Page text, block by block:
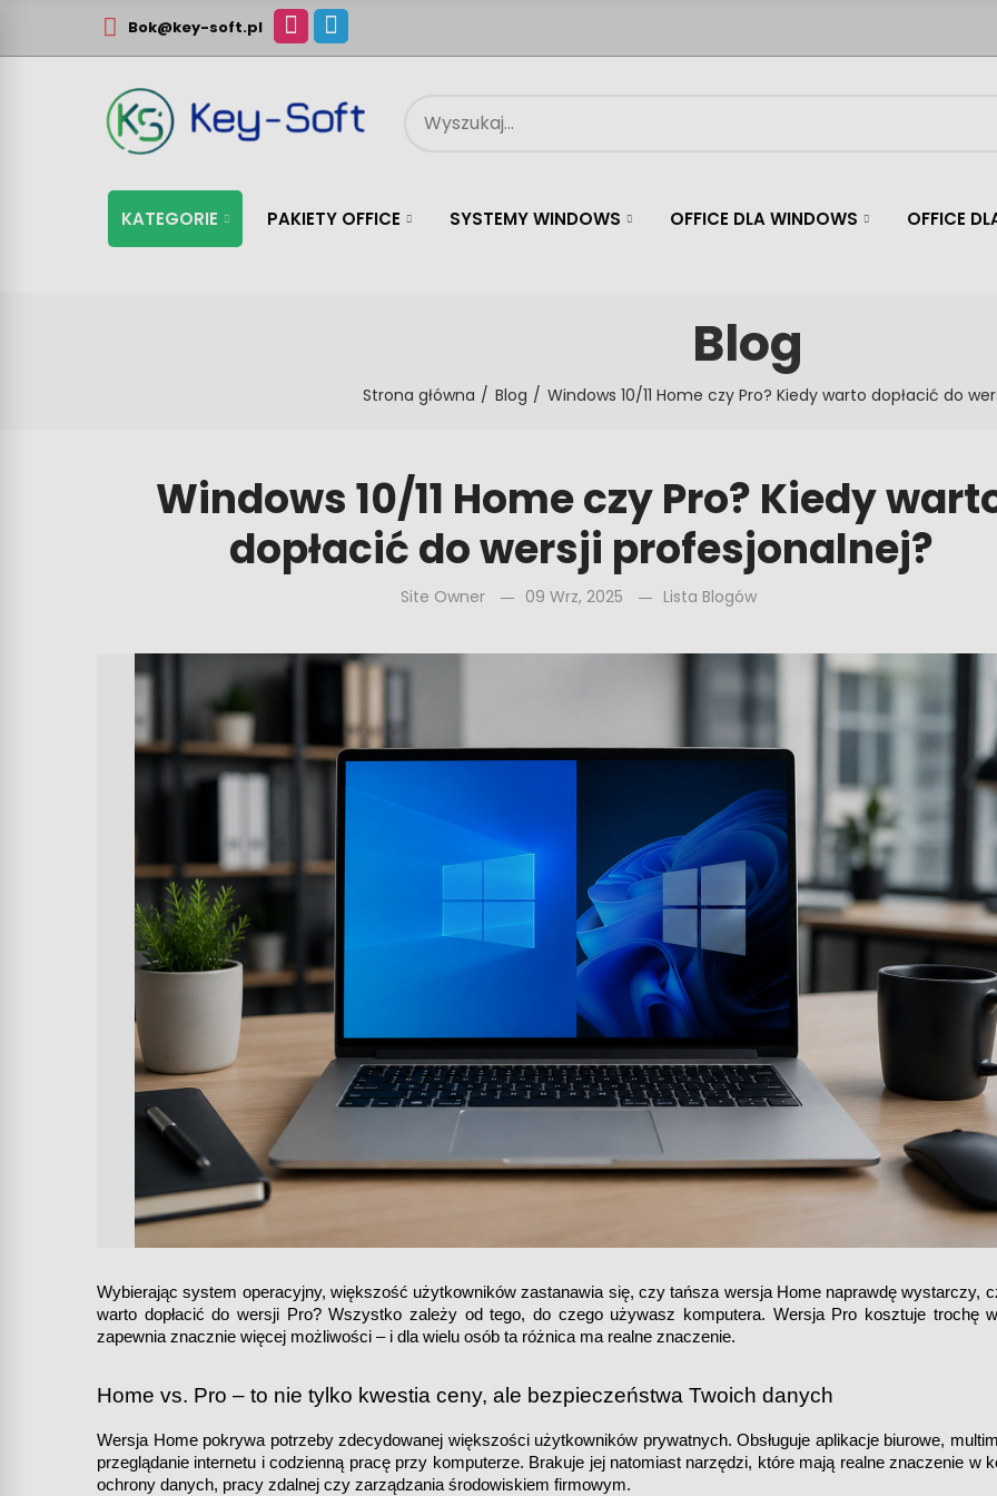
Bok@key-soft.pl
KATEGORIE PAKIETY OFFICE SYSTEMY WINDOWS OFFICE DLA WINDOWS OFFICE
Blog
Strona główna Blog Windows 10/11 Home czy Pro? Kiedy warto dopłacić do
Windows 10/11 Home czy Pro? Kiedy
dopłacić do wersji profesjonalnej?
Site Owner 09 Wrz, 2025 Lista Blogów
Wybierając system operacyjny, większość użytkowników zastanawia się, czy tańsza wersja Home naprawdę wystarczy,
warto dopłacić do wersji Pro? Wszystko zależy od tego, do czego używasz komputera. Wersja Pro kosztuje trochę
zapewnia znacznie więcej możliwości – i dla wielu osób ta różnica ma realne znaczenie.
Home vs. Pro – to nie tylko kwestia ceny, ale bezpieczeństwa Twoich danych
Wersja Home pokrywa potrzeby zdecydowanej większości użytkowników prywatnych. Obsługuje aplikacje biurowe,
przeglądanie internetu i codzienną pracę przy komputerze. Brakuje jej natomiast narzędzi, które mają realne znaczenie w
ochrony danych, pracy zdalnej czy zarządzania środowiskiem firmowym.